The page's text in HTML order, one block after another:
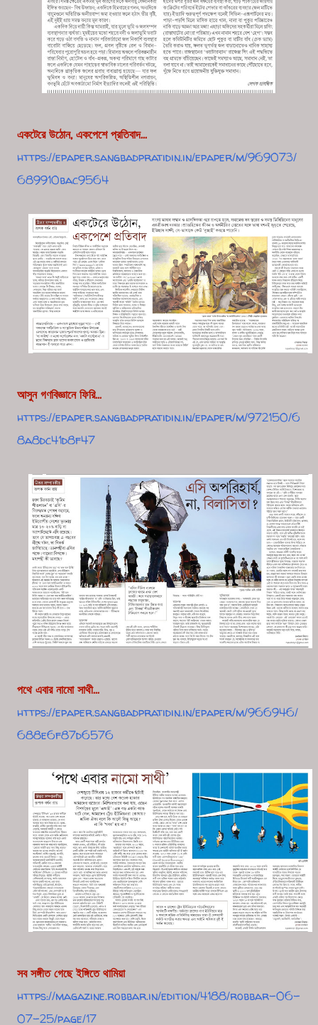
একটেরে উঠোন, একপেশে প্রতিবাদ...
https://epaper.sangbadpratidin.in/epaper/m/969073/
689910bac9564
আসুন গণবিজ্ঞানে ফিরি...
https://epaper.sangbadpratidin.in/epaper/m/972150/6
8a8dc41d8f47
পথে এবার নামো সাথী...
https://epaper.sangbadpratidin.in/epaper/m/966946/
688e6f87d6576
সব সঙ্গীত গেছে ইঙ্গিতে থামিয়া
https://magazine.robbar.in/edition/4188/robbar-06-
07-25/page/17